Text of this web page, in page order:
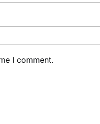
I comment.